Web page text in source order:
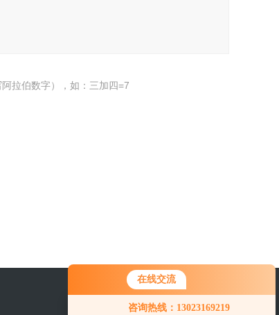
在线交流
咨询热线：13023169219
拉伯数字），如：三加四=7